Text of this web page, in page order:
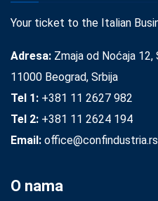
Your ticket to the Italian
Adresa: Zmaja od Noćaja 12,
11000 Beograd, Srbija
Tel 1: +381 11 2627 982
Tel 2: +381 11 2624 194
Email: office@confindustria.rs
O nama